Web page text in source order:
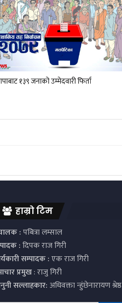
१३९ जनाको उम्मेदवारी फिर्ता
हाम्रो टिम
:पबित्रा लम्साल
:दिपक राज गिरी
सम्पादक :एक राज गिरी
प्रमुख: राजु गिरी
सल्लाहकार:अधिवक्ता न्हुंछेनारायण श्रेष्ठ